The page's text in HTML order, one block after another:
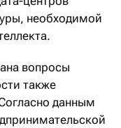
необходимой
вопросы
также
данным